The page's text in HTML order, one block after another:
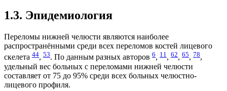
1.3. Эпидемиология
Переломы нижней челюсти являются наиболее
распространёнными среди всех переломов костей лицевого
скелета 44, 53. По данным разных авторов 6, 11, 62, 65, 78,
удельный вес больных с переломами нижней челюсти
составляет от 75 до 95% среди всех больных челюстно-
лицевого профиля.